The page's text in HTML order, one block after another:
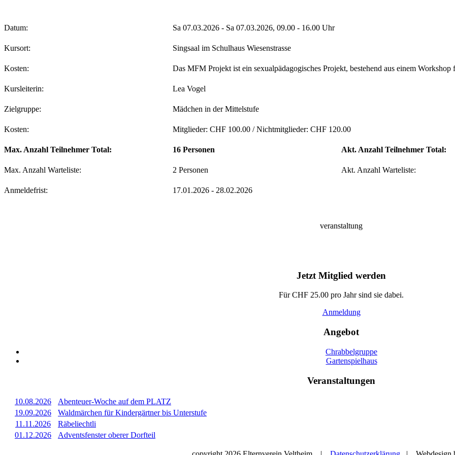
Datum: Sa 07.03.2026 - Sa 07.03.2026, 09.00 - 16.00 Uhr
Kursort: Singsaal im Schulhaus Wiesenstrasse
Kosten: Das MFM Projekt ist ein sexualpädagogisches Projekt, bestehend aus einem
Kursleiterin: Lea Vogel
Zielgruppe: Mädchen in der Mittelstufe
Kosten: Mitglieder: CHF 100.00 / Nichtmitglieder: CHF 120.00
Max. Anzahl Teilnehmer Total: 16 Personen Akt. Anzahl Teilnehmer Total:
Max. Anzahl Warteliste: 2 Personen Akt. Anzahl Warteliste:
Anmeldefrist: 17.01.2026 - 28.02.2026
veranstaltung
Jetzt Mitglied werden
Für CHF 25.00 pro Jahr sind sie dabei.
Anmeldung
Angebot
Chrabbelgruppe
Gartenspielhaus
Veranstaltungen
10.08.2026
Abenteuer-Woche auf dem PLATZ
19.09.2026
Waldmärchen für Kindergärtner bis Unterstufe
11.11.2026
Räbeliechtli
01.12.2026
Adventsfenster oberer Dorfteil